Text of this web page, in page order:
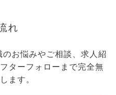
れ
お悩みやご相談、求人紹
ターフォローまで完全無
ます。